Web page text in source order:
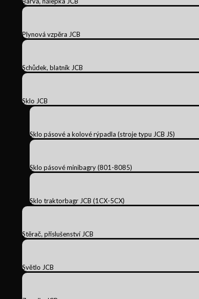
Plynová vzpěra JCB
Schůdek, blatník JCB
Sklo JCB
Sklo pásové a kolové rýpadla (stroje typu JCB JS)
Sklo pásové minibagry (801-8085)
Sklo traktorbagr JCB (1CX-5CX)
Stěrač, příslušenství JCB
Světlo JCB